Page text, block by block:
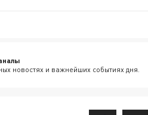
новостях и важнейших событиях дня.